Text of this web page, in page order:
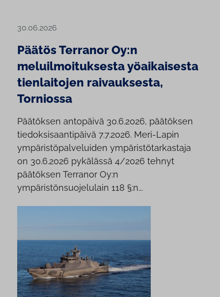
30.06.2026
Päätös Terranor Oy:n
meluilmoituksesta yöaikaisesta
tienlaitojen raivauksesta,
Torniossa
Päätöksen antopäivä 30.6.2026, päätöksen
tiedoksisaantipäivä 7.7.2026. Meri-Lapin
ympäristöpalveluiden ympäristötarkastaja
on 30.6.2026 pykälässä 4/2026 tehnyt
päätöksen Terranor Oy:n
ympäristönsuojelulain 118 §:n...